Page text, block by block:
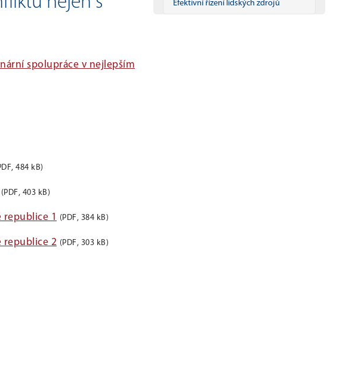
spolupráce v nejlepším
484 kB)
(PDF, 403 kB)
republice 1 (PDF, 384 kB)
republice 2 (PDF, 303 kB)
Efektivní řízení lidských zdrojů